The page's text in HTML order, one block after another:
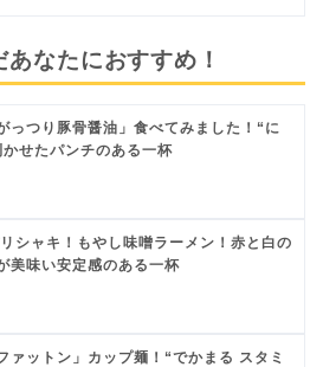
なたにおすすめ！
っつり豚骨醤油」食べてみました！“に
かせたパンチのある一杯
シャキ！もやし味噌ラーメン！赤と白の
美味い安定感のある一杯
ァットン」カップ麺！“でかまる スタミ